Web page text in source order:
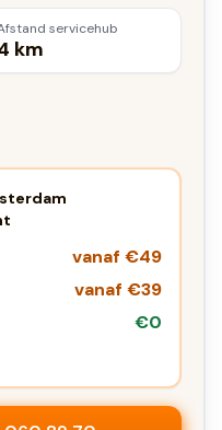
servicehub
km
vanaf €49
vanaf €39
€0